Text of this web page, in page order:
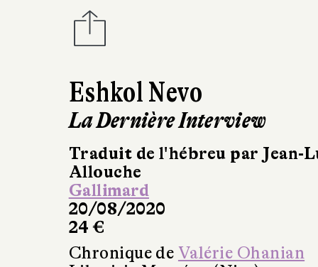
Eshkol Nevo
La Dernière Interview
Traduit de l'hébreu par Jean-
Allouche
Gallimard
20/08/2020
24 €
Chronique de Valérie Ohanian